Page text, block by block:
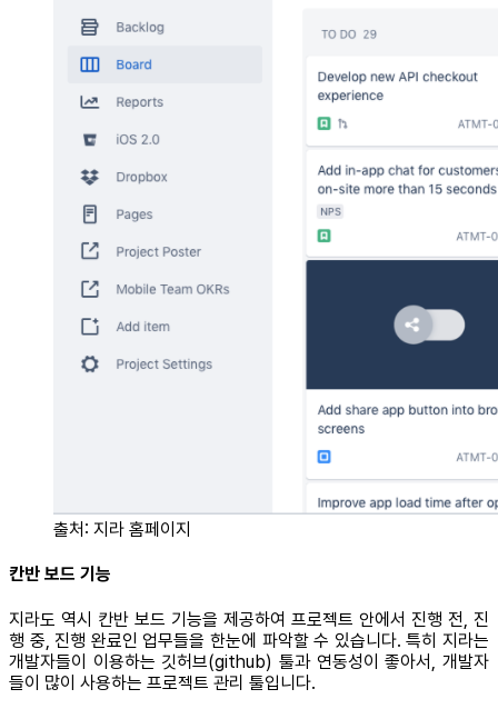
출처: 지라 홈페이지
칸반 보드 기능
지라도 역시 칸반 보드 기능을 제공하여 프로젝트 안에서 진행 전, 진
행 중, 진행 완료인 업무들을 한눈에 파악할 수 있습니다. 특히 지라는
개발자들이 이용하는 깃허브(github) 툴과 연동성이 좋아서, 개발자
들이 많이 사용하는 프로젝트 관리 툴입니다.